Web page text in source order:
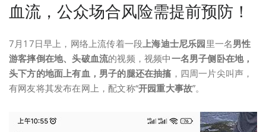
血流，公众场合风险需提前预防！
7月17日早上，网络上流传着一段 上海迪士尼乐园里一名男性
游客摔倒在地、头破血流的视频，视频中一名男子侧卧在地，
头下方的地面上有血，男子的腿还在抽搐 ，四周一片尖叫声，
有网友将其发布在网上，配文称“开园重大事故”。